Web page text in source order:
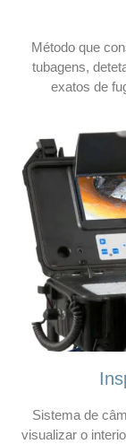
Método que
tubagens,
exatos de
Sistema de
visualizar o